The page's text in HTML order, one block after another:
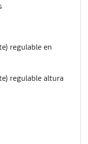
regulable en
regulable altura